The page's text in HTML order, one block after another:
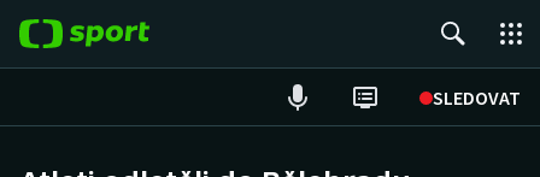
SLEDOVAT